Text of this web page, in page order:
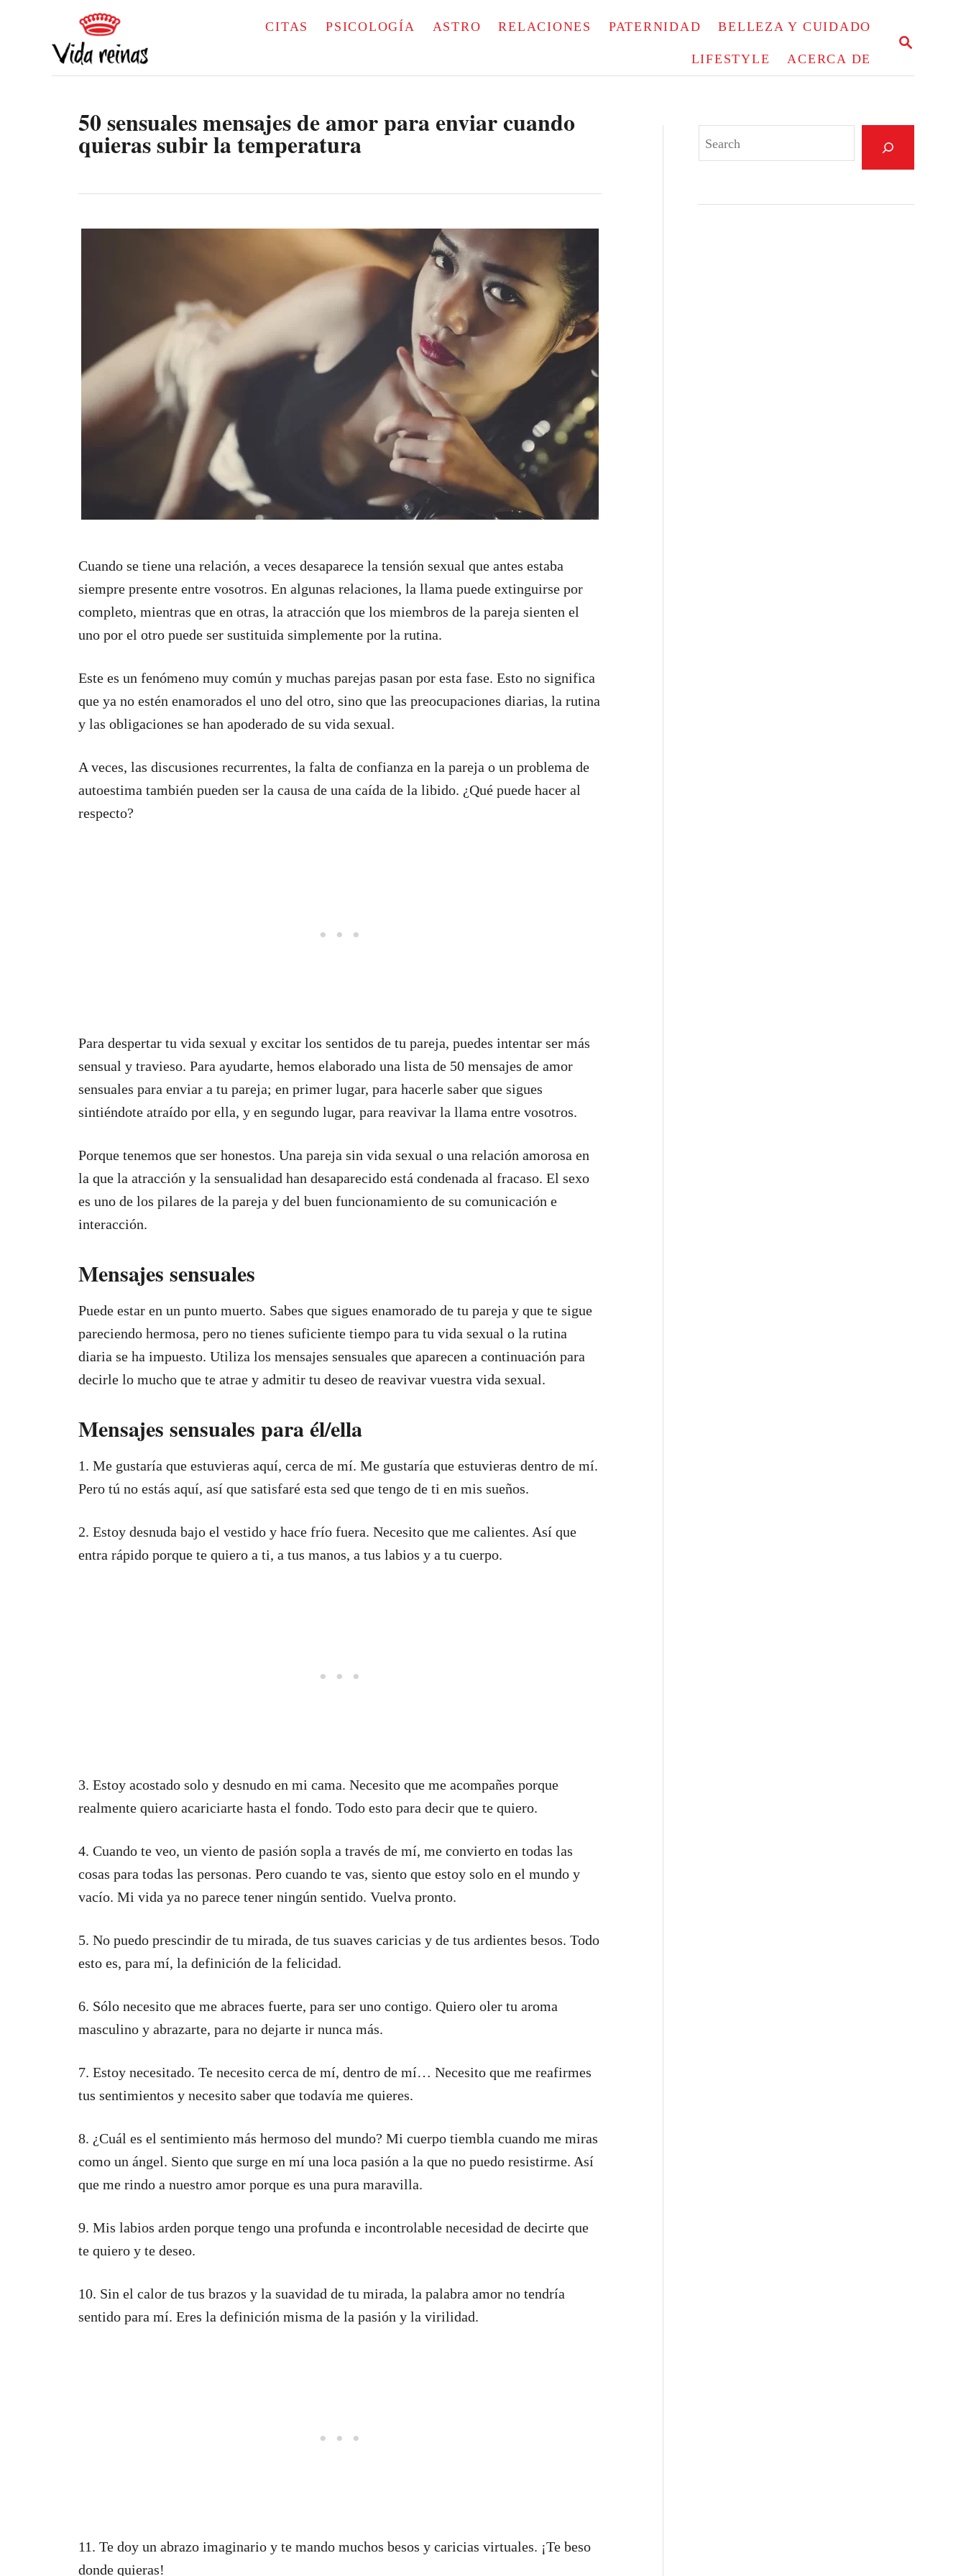
S
CITAS PSICOLOGÍA ASTRO RELACIONES PATERNIDAD BELLEZA Y CUIDADO
LIFESTYLE ACERCA DE
50 sensuales mensajes de amor para enviar cuando
quieras subir la temperatura
Cuando se tiene una relación, a veces desaparece la tensión sexual que antes estaba
siempre presente entre vosotros. En algunas relaciones, la llama puede extinguirse por
completo, mientras que en otras, la atracción que los miembros de la pareja sienten el
uno por el otro puede ser sustituida simplemente por la rutina.
Este es un fenómeno muy común y muchas parejas pasan por esta fase. Esto no significa
que ya no estén enamorados el uno del otro, sino que las preocupaciones diarias, la rutina
y las obligaciones se han apoderado de su vida sexual.
A veces, las discusiones recurrentes, la falta de confianza en la pareja o un problema de
autoestima también pueden ser la causa de una caída de la libido. ¿Qué puede hacer al
respecto?
Para despertar tu vida sexual y excitar los sentidos de tu pareja, puedes intentar ser más
sensual y travieso. Para ayudarte, hemos elaborado una lista de 50 mensajes de amor
sensuales para enviar a tu pareja; en primer lugar, para hacerle saber que sigues
sintiéndote atraído por ella, y en segundo lugar, para reavivar la llama entre vosotros.
Porque tenemos que ser honestos. Una pareja sin vida sexual o una relación amorosa en
la que la atracción y la sensualidad han desaparecido está condenada al fracaso. El sexo
es uno de los pilares de la pareja y del buen funcionamiento de su comunicación e
interacción.
Mensajes sensuales
Puede estar en un punto muerto. Sabes que sigues enamorado de tu pareja y que te sigue
pareciendo hermosa, pero no tienes suficiente tiempo para tu vida sexual o la rutina
diaria se ha impuesto. Utiliza los mensajes sensuales que aparecen a continuación para
decirle lo mucho que te atrae y admitir tu deseo de reavivar vuestra vida sexual.
Mensajes sensuales para él/ella
1. Me gustaría que estuvieras aquí, cerca de mí. Me gustaría que estuvieras dentro de mí.
Pero tú no estás aquí, así que satisfaré esta sed que tengo de ti en mis sueños.
2. Estoy desnuda bajo el vestido y hace frío fuera. Necesito que me calientes. Así que
entra rápido porque te quiero a ti, a tus manos, a tus labios y a tu cuerpo.
3. Estoy acostado solo y desnudo en mi cama. Necesito que me acompañes porque
realmente quiero acariciarte hasta el fondo. Todo esto para decir que te quiero.
4. Cuando te veo, un viento de pasión sopla a través de mí, me convierto en todas las
cosas para todas las personas. Pero cuando te vas, siento que estoy solo en el mundo y
vacío. Mi vida ya no parece tener ningún sentido. Vuelva pronto.
5. No puedo prescindir de tu mirada, de tus suaves caricias y de tus ardientes besos. Todo
esto es, para mí, la definición de la felicidad.
6. Sólo necesito que me abraces fuerte, para ser uno contigo. Quiero oler tu aroma
masculino y abrazarte, para no dejarte ir nunca más.
7. Estoy necesitado. Te necesito cerca de mí, dentro de mí… Necesito que me reafirmes
tus sentimientos y necesito saber que todavía me quieres.
8. ¿Cuál es el sentimiento más hermoso del mundo? Mi cuerpo tiembla cuando me miras
como un ángel. Siento que surge en mí una loca pasión a la que no puedo resistirme. Así
que me rindo a nuestro amor porque es una pura maravilla.
9. Mis labios arden porque tengo una profunda e incontrolable necesidad de decirte que
te quiero y te deseo.
10. Sin el calor de tus brazos y la suavidad de tu mirada, la palabra amor no tendría
sentido para mí. Eres la definición misma de la pasión y la virilidad.
11. Te doy un abrazo imaginario y te mando muchos besos y caricias virtuales. ¡Te beso
donde quieras!